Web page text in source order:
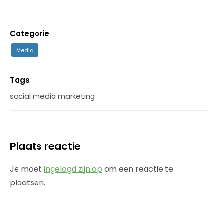
Categorie
Media
Tags
social media marketing
Plaats reactie
Je moet ingelogd zijn op om een reactie te
plaatsen.